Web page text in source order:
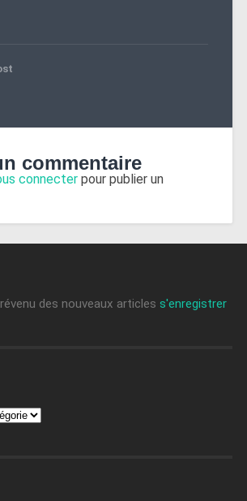
commentaire
connecterpour publier un
des nouveaux articles s'enregistrer